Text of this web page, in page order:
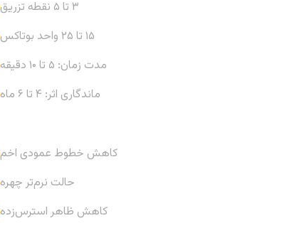
۳ تا ۵ نقطه تزریق
۱۵ تا ۲۵ واحد بوتاکس
مدت زمان: ۵ تا ۱۰ دقیقه
ماندگاری اثر: ۴ تا ۶ ماه
کاهش خطوط عمودی اخم
حالت نرم‌تر چهره
کاهش ظاهر استرس‌زده